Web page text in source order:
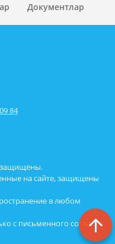
Документлар
защищены.
на сайте, защищены
в любом
с письменного согласия
84